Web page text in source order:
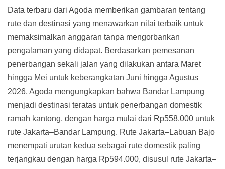
Data terbaru dari Agoda memberikan gambaran tentang
rute dan destinasi yang menawarkan nilai terbaik untuk
memaksimalkan anggaran tanpa mengorbankan
pengalaman yang didapat. Berdasarkan pemesanan
penerbangan sekali jalan yang dilakukan antara Maret
hingga Mei untuk keberangkatan Juni hingga Agustus
2026, Agoda mengungkapkan bahwa Bandar Lampung
menjadi destinasi teratas untuk penerbangan domestik
ramah kantong, dengan harga mulai dari Rp558.000 untuk
rute Jakarta–Bandar Lampung. Rute Jakarta–Labuan Bajo
menempati urutan kedua sebagai rute domestik paling
terjangkau dengan harga Rp594.000, disusul rute Jakarta–